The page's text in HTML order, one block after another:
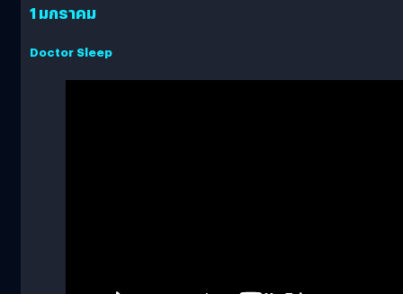
1 มกราคม
Doctor Sleep